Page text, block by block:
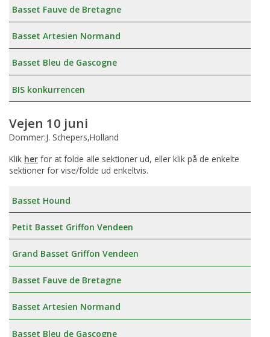
Basset Fauve de Bretagne
Basset Artesien Normand
Basset Bleu de Gascogne
BIS konkurrencen
Vejen 10 juni
Dommer:J. Schepers,Holland
Klik her for at folde alle sektioner ud, eller klik på de enkelte
sektioner for vise/folde ud enkeltvis.
Basset Hound
Petit Basset Griffon Vendeen
Grand Basset Griffon Vendeen
Basset Fauve de Bretagne
Basset Artesien Normand
Basset Bleu de Gascogne